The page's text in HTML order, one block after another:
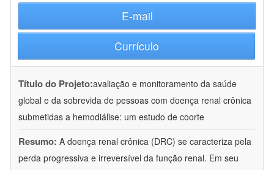
E-mail
Currículo
Título do Projeto:avaliação e monitoramento da saúde
global e da sobrevida de pessoas com doença renal crônica
submetidas a hemodiálise: um estudo de coorte
Resumo: A doença renal crônica (DRC) se caracteriza pela
perda progressiva e irreversível da função renal. Em seu